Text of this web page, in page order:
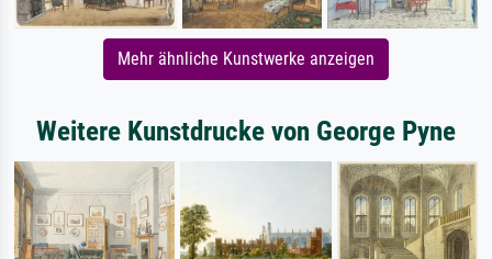
Mehr ähnliche Kunstwerke anzeigen
Weitere Kunstdrucke von George Pyne